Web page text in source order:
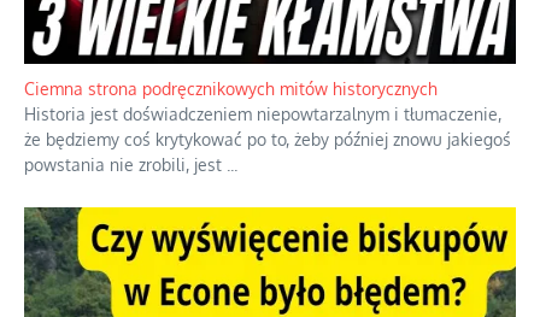
Ciemna strona podręcznikowych mitów historycznych
Historia jest doświadczeniem niepowtarzalnym i tłumaczenie,
że będziemy coś krytykować po to, żeby później znowu jakiegoś
powstania nie zrobili, jest